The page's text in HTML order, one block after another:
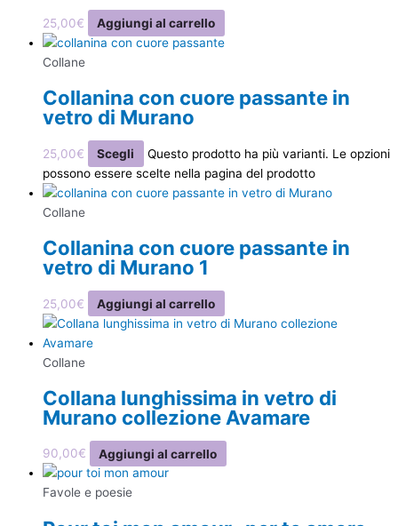
25,00€ Aggiungi al carrello
Collane
Collanina con cuore passante in
vetro di Murano
25,00€ Scegli
Questo prodotto ha più varianti. Le opzioni
possono essere scelte nella pagina del prodotto
Collane
Collanina con cuore passante in
vetro di Murano 1
25,00€ Aggiungi al carrello
Collane
Collana lunghissima in vetro di
Murano collezione Avamare
90,00€ Aggiungi al carrello
Favole e poesie